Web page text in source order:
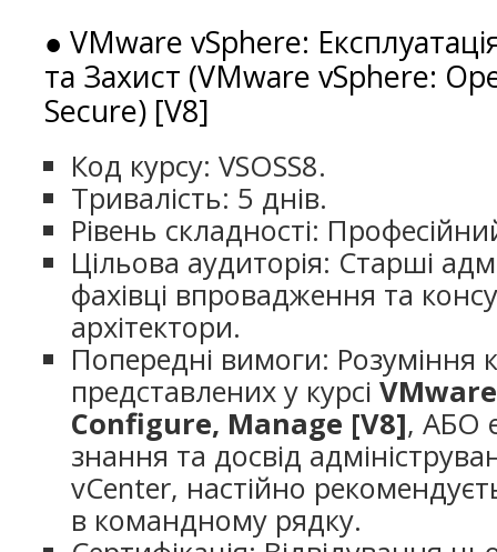
● VMware vSphere:
та Захист (VMware vSphere:
Secure) [V8]
Код курсу: VSOSS8.
Тривалість: 5 днів.
Рівень складності:
Цільова аудиторія: Старші
фахівці впровадження та
архітектори.
Попередні вимоги: Розуміння
представлених у курсі
Configure, Manage [V8], АБО
знання та досвід
vCenter, настійно
в командному рядку.